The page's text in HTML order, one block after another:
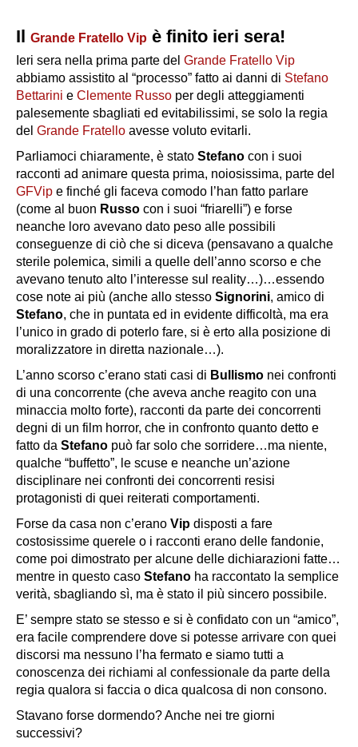
Il Grande Fratello Vip è finito ieri sera!
Ieri sera nella prima parte del Grande Fratello Vip
abbiamo assistito al “processo” fatto ai danni di Stefano
Bettarini e Clemente Russo per degli atteggiamenti
palesemente sbagliati ed evitabilissimi, se solo la regia
del Grande Fratello avesse voluto evitarli.
Parliamoci chiaramente, è stato Stefano con i suoi
racconti ad animare questa prima, noiosissima, parte del
GFVip e finché gli faceva comodo l’han fatto parlare
(come al buon Russo con i suoi “friarelli”) e forse
neanche loro avevano dato peso alle possibili
conseguenze di ciò che si diceva (pensavano a qualche
sterile polemica, simili a quelle dell’anno scorso e che
avevano tenuto alto l’interesse sul reality…)…essendo
cose note ai più (anche allo stesso Signorini, amico di
Stefano, che in puntata ed in evidente difficoltà, ma era
l’unico in grado di poterlo fare, si è erto alla posizione di
moralizzatore in diretta nazionale…).
L’anno scorso c’erano stati casi di Bullismo nei confronti
di una concorrente (che aveva anche reagito con una
minaccia molto forte), racconti da parte dei concorrenti
degni di un film horror, che in confronto quanto detto e
fatto da Stefano può far solo che sorridere…ma niente,
qualche “buffetto”, le scuse e neanche un’azione
disciplinare nei confronti dei concorrenti resisi
protagonisti di quei reiterati comportamenti.
Forse da casa non c’erano Vip disposti a fare
costosissime querele o i racconti erano delle fandonie,
come poi dimostrato per alcune delle dichiarazioni fatte…
mentre in questo caso Stefano ha raccontato la semplice
verità, sbagliando sì, ma è stato il più sincero possibile.
E’ sempre stato se stesso e si è confidato con un “amico”,
era facile comprendere dove si potesse arrivare con quei
discorsi ma nessuno l’ha fermato e siamo tutti a
conoscenza dei richiami al confessionale da parte della
regia qualora si faccia o dica qualcosa di non consono.
Stavano forse dormendo? Anche nei tre giorni
successivi?